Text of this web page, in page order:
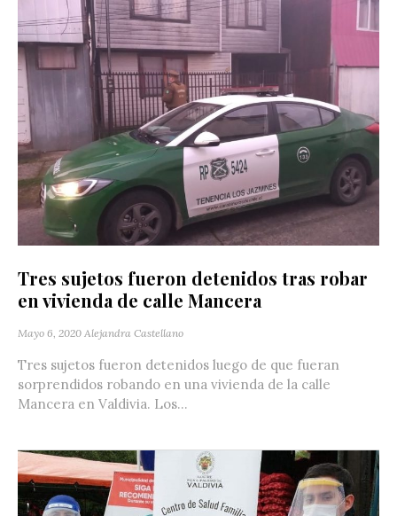
Tres sujetos fueron detenidos tras robar
en vivienda de calle Mancera
Mayo 6, 2020 Alejandra Castellano
Tres sujetos fueron detenidos luego de que fueran
sorprendidos robando en una vivienda de la calle
Mancera en Valdivia. Los...